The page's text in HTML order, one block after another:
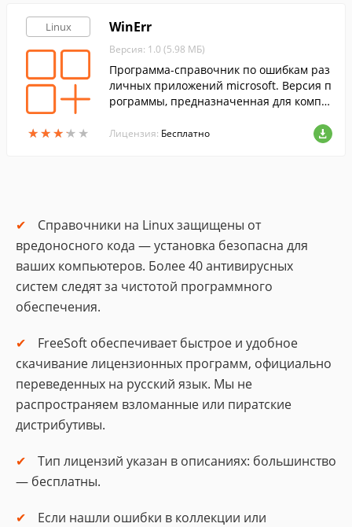
Linux
★★★★ ★
★★★★ ★
WinErr
Версия: 1.0 (5.98 МБ)
Программа-справочник по ошибкам раз
личных приложений microsoft. Версия п
рограммы, предназначенная для компь
Лицензия: Бесплатно
Справочники на Linux защищены от
вредоносного кода — установка безопасна для
ваших компьютеров. Более 40 антивирусных
систем следят за чистотой программного
обеспечения.
FreeSoft обеспечивает быстрое и удобное
скачивание лицензионных программ, официально
переведенных на русский язык. Мы не
распространяем взломанные или пиратские
дистрибутивы.
Тип лицензий указан в описаниях: большинство
— бесплатны.
Если нашли ошибки в коллекции или